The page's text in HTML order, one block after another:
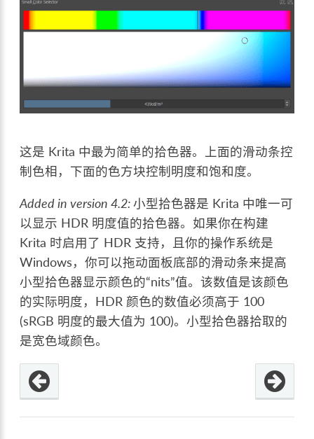
这是 Krita 中最为简单的拾色器。上面的滑动条控
制色相，下面的色方块控制明度和饱和度。
Added in version 4.2:小型拾色器是 Krita 中唯一可
以显示 HDR 明度值的拾色器。如果你在构建
Krita 时启用了 HDR 支持，且你的操作系统是
Windows，你可以拖动面板底部的滑动条来提高
小型拾色器显示颜色的“nits”值。该数值是该颜色
的实际明度，HDR 颜色的数值必须高于 100
(sRGB 明度的最大值为 100)。小型拾色器拾取的
是宽色域颜色。